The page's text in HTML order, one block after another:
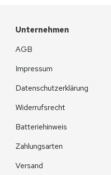
Unternehmen
AGB
Impressum
Datenschutzerklärung
Widerrufsrecht
Batteriehinweis
Zahlungsarten
Versand